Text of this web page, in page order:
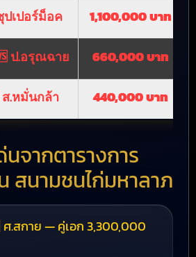
ปเปอร์ม็อค 1,100,000 บาท
ป.อรุณฉาย 660,000 บาท
ส.หมั่นกล้า 440,000 บาท
นจากตารางการ
สนามชนไก่มหาลาภ
.สกาย — คู่เอก 3,300,000